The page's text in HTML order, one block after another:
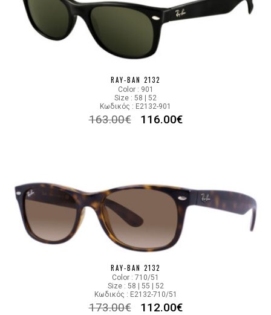
RAY-BAN 2132
Color : 901
Size : 58 | 52
Κωδικός : E2132-901
163.00€ 116.00€
RAY-BAN 2132
Color : 710/51
Size : 58 | 55 | 52
Κωδικός : E2132-710/51
173.00€ 112.00€